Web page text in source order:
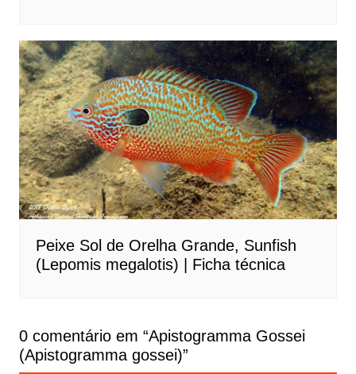
Peixe Sol de Orelha Grande, Sunfish
(Lepomis megalotis) | Ficha técnica
0 comentário em “Apistogramma Gossei
(Apistogramma gossei)”